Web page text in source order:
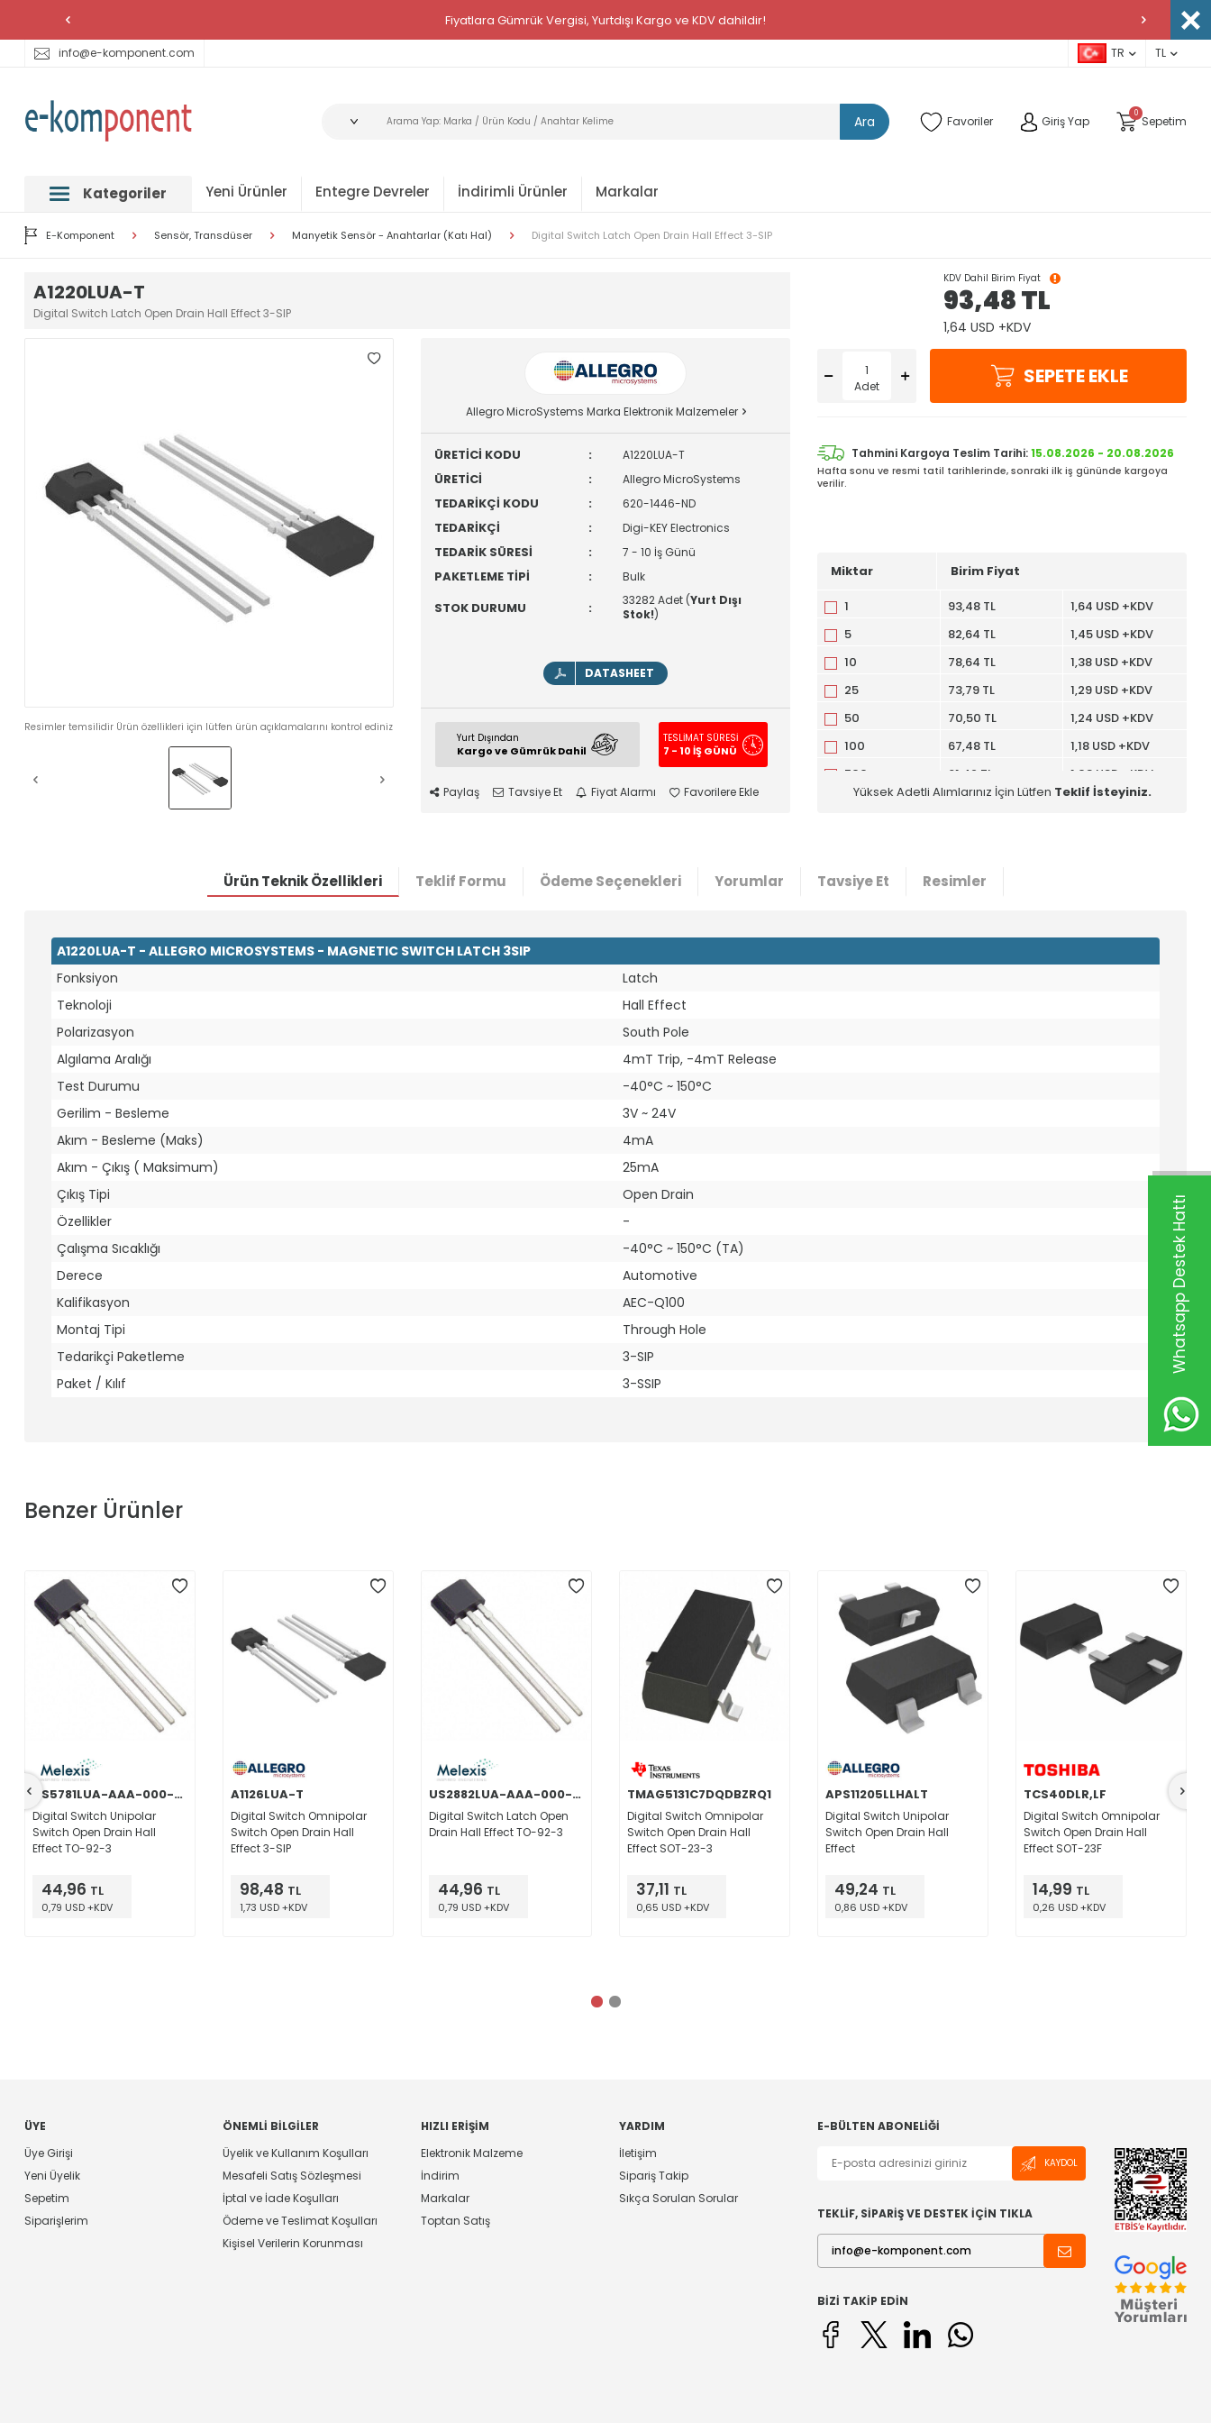
Whatsapp Destek Hattı
Amerika'dan Düzenli Olarak Günlük Yükleme Yapıyoruz.
info@e-komponent.com TR TL
Ara Favoriler Giriş Yap
0
Sepetim
Kategoriler Yeni Ürünler Entegre Devreler İndirimli Ürünler Markalar
E-Komponent Sensör, Transdüser Manyetik Sensör - Anahtarlar (Katı Hal) Digital Switch Latch Open Drain Hall Effect 3-SIP
A1220LUA-T
Digital Switch Latch Open Drain Hall Effect 3-SIP
Resimler temsilidir Ürün özellikleri için lütfen ürün açıklamalarını kontrol ediniz
Allegro MicroSystems Marka Elektronik Malzemeler
ÜRETİCİ KODU : A1220LUA-T
ÜRETİCİ : Allegro MicroSystems
TEDARİKÇİ KODU : 620-1446-ND
TEDARİKÇİ : Digi-KEY Electronics
TEDARİK SÜRESİ : 7 - 10 İş Günü
PAKETLEME TİPİ : Bulk
STOK DURUMU : 33282 Adet (Yurt Dışı
Stok!)
DATASHEET
Yurt Dışından
Kargo ve Gümrük Dahil
TESLİMAT SÜRESİ
7 - 10 İŞ GÜNÜ
Paylaş Tavsiye Et Fiyat Alarmı Favorilere Ekle
KDV Dahil Birim Fiyat
93,48TL
1,64 USD +KDV
Adet SEPETE EKLE
Tahmini Kargoya Teslim Tarihi:15.08.2026 - 20.08.2026
Hafta sonu ve resmi tatil tarihlerinde, sonraki ilk iş gününde kargoya
verilir.
Miktar Birim Fiyat
1 93,48 TL
1,64 USD +KDV
5
82,64 TL
1,45 USD +KDV
10
78,64 TL
1,38 USD +KDV
25
73,79 TL
1,29 USD +KDV
50
70,50 TL
1,24 USD +KDV
100
67,48 TL
1,18 USD +KDV
500
61,42 TL
1,08 USD +KDV
4000
55,19 TL
0,97 USD +KDV
Yüksek Adetli Alımlarınız İçin Lütfen Teklif İsteyiniz.
Ürün Teknik Özellikleri Teklif Formu Ödeme Seçenekleri Yorumlar Tavsiye Et Resimler
A1220LUA-T - ALLEGRO MICROSYSTEMS - MAGNETIC SWITCH LATCH 3SIP
Fonksiyon
Latch
Teknoloji
Hall Effect
Polarizasyon
South Pole
Algılama Aralığı
4mT Trip, -4mT Release
Test Durumu
-40°C ~ 150°C
Gerilim - Besleme
3V ~ 24V
Akım - Besleme (Maks)
4mA
Akım - Çıkış ( Maksimum)
25mA
Çıkış Tipi
Open Drain
Özellikler
-
Çalışma Sıcaklığı
-40°C ~ 150°C (TA)
Derece
Automotive
Kalifikasyon
AEC-Q100
Montaj Tipi
Through Hole
Tedarikçi Paketleme
3-SIP
Paket / Kılıf
3-SSIP
Benzer Ürünler
US5781LUA-AAA-000-BU
Digital Switch Unipolar
Switch Open Drain Hall
Effect TO-92-3
44,96 TL
0,79 USD +KDV
A1126LUA-T
Digital Switch Omnipolar
Switch Open Drain Hall
Effect 3-SIP
98,48 TL
1,73 USD +KDV
US2882LUA-AAA-000-BU
Digital Switch Latch Open
Drain Hall Effect TO-92-3
44,96 TL
0,79 USD +KDV
TMAG5131C7DQDBZRQ1
Digital Switch Omnipolar
Switch Open Drain Hall
Effect SOT-23-3
37,11 TL
0,65 USD +KDV
APS11205LLHALT
Digital Switch Unipolar
Switch Open Drain Hall
Effect
49,24 TL
0,86 USD +KDV
TCS40DLR,LF
Digital Switch Omnipolar
Switch Open Drain Hall
Effect SOT-23F
14,99 TL
0,26 USD +KDV
ÜYE
Üye Girişi
Yeni Üyelik
Sepetim
Siparişlerim
ÖNEMLI BILGILER
Üyelik ve Kullanım Koşulları
Mesafeli Satış Sözleşmesi
İptal ve İade Koşulları
Ödeme ve Teslimat Koşulları
Kişisel Verilerin Korunması
HIZLI ERIŞIM
Elektronik Malzeme
İndirim
Markalar
Toptan Satış
YARDIM
İletişim
Sipariş Takip
Sıkça Sorulan Sorular
E-BÜLTEN ABONELIĞI
KAYDOL
TEKLİF, SİPARİŞ VE DESTEK İÇİN TIKLA
BIZI TAKIP EDIN